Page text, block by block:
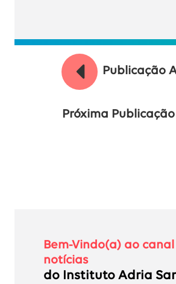
Publicação
Próxima Publicação
Bem-Vindo(a) ao
notícias
do Instituto Adria